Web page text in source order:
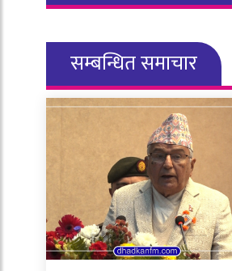
सम्बन्धित समाचार